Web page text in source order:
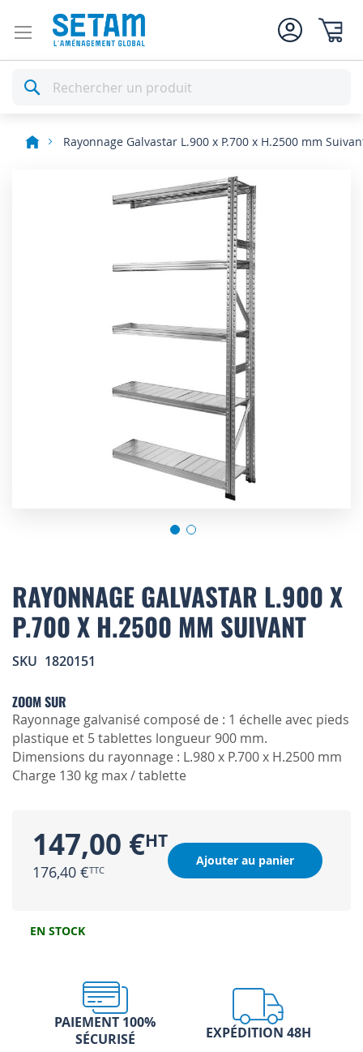
Rechercher
Rayonnage Galvastar L.900 x P.700 x H.2500 mm
to
the
beginning
of
images
RAYONNAGE GALVASTAR L.900 X
P.700 X H.2500 MM SUIVANT
SKU 1820151
ZOOM SUR
Rayonnage galvanisé composé de : 1 échelle avec pieds
plastique et 5 tablettes longueur 900 mm.
Dimensions du rayonnage : L.980 x P.700 x H.2500 mm
Charge 130 kg max / tablette
147,00 €
176,40 €
Ajouter au panier
EN STOCK
PAIEMENT 100%
SÉCURISÉ
EXPÉDITION 48H